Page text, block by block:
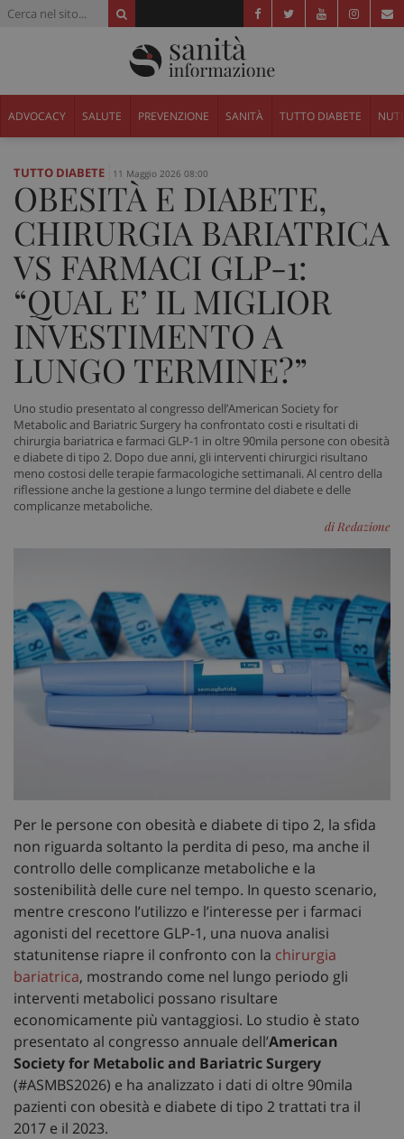
ADVOCACY SALUTE PREVENZIONE SANITÀ TUTTO DIABETE
TUTTO DIABETE 11 Maggio 2026 08:00
OBESITÀ E DIABETE,
CHIRURGIA BARIATRICA
VS FARMACI GLP-1:
“QUAL E’ IL MIGLIOR
INVESTIMENTO A
LUNGO TERMINE?”
Uno studio presentato al congresso dell’American Society for
Metabolic and Bariatric Surgery ha confrontato costi e risultati di
chirurgia bariatrica e farmaci GLP-1 in oltre 90mila persone con obesità
e diabete di tipo 2. Dopo due anni, gli interventi chirurgici risultano
meno costosi delle terapie farmacologiche settimanali. Al centro della
riflessione anche la gestione a lungo termine del diabete e delle
complicanze metaboliche.
di Redazione
Per le persone con obesità e diabete di tipo 2, la sfida
non riguarda soltanto la perdita di peso, ma anche il
controllo delle complicanze metaboliche e la
sostenibilità delle cure nel tempo. In questo scenario,
mentre crescono l’utilizzo e l’interesse per i farmaci
agonisti del recettore GLP-1, una nuova analisi
statunitense riapre il confronto con la chirurgia
bariatrica, mostrando come nel lungo periodo gli
interventi metabolici possano risultare
economicamente più vantaggiosi. Lo studio è stato
presentato al congresso annuale dell’American
Society for Metabolic and Bariatric Surgery
(#ASMBS2026) e ha analizzato i dati di oltre 90mila
pazienti con obesità e diabete di tipo 2 trattati tra il
2017 e il 2023.